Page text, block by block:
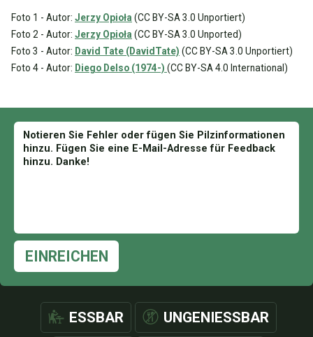
Foto 1 - Autor: Jerzy Opioła (CC BY-SA 3.0 Unportiert)
Foto 2 - Autor: Jerzy Opioła (CC BY-SA 3.0 Unported)
Foto 3 - Autor: David Tate (DavidTate) (CC BY-SA 3.0 Unportiert)
Foto 4 - Autor: Diego Delso (1974-) (CC BY-SA 4.0 International)
EINREICHEN
ESSBAR UNGENIESSBAR